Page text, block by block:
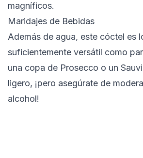
magníficos.
Maridajes de Bebidas
Además de agua, este cóctel es
suficientemente versátil como
una copa de Prosecco o un
ligero, ¡pero asegúrate de
alcohol!